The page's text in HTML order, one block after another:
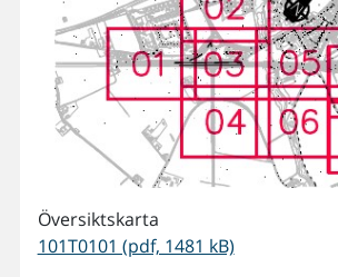
Översiktskarta
101T0101 (pdf, 1481 kB)